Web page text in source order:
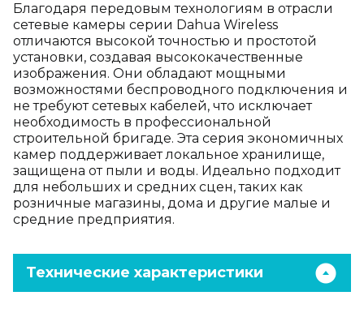
Благодаря передовым технологиям в отрасли
сетевые камеры серии Dahua Wireless
отличаются высокой точностью и простотой
установки, создавая высококачественные
изображения. Они обладают мощными
возможностями беспроводного подключения и
не требуют сетевых кабелей, что исключает
необходимость в профессиональной
строительной бригаде. Эта серия экономичных
камер поддерживает локальное хранилище,
защищена от пыли и воды. Идеально подходит
для небольших и средних сцен, таких как
розничные магазины, дома и другие малые и
средние предприятия.
Технические характеристики